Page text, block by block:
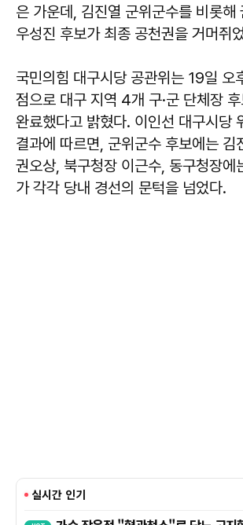
은 가운데, 김진열 군위군수를 비롯해
우성진 후보가 최종 공천권을 거머쥐
국민의힘 대구시당 공관위는 19일 오
점으로 대구 지역 4개 구·군 단체장
완료했다고 밝혔다. 이인선 대구시당
결과에 따르면, 군위군수 후보에는 김
권오상, 북구청장 이근수, 동구청장에
가 각각 당내 경선의 문턱을 넘었다.